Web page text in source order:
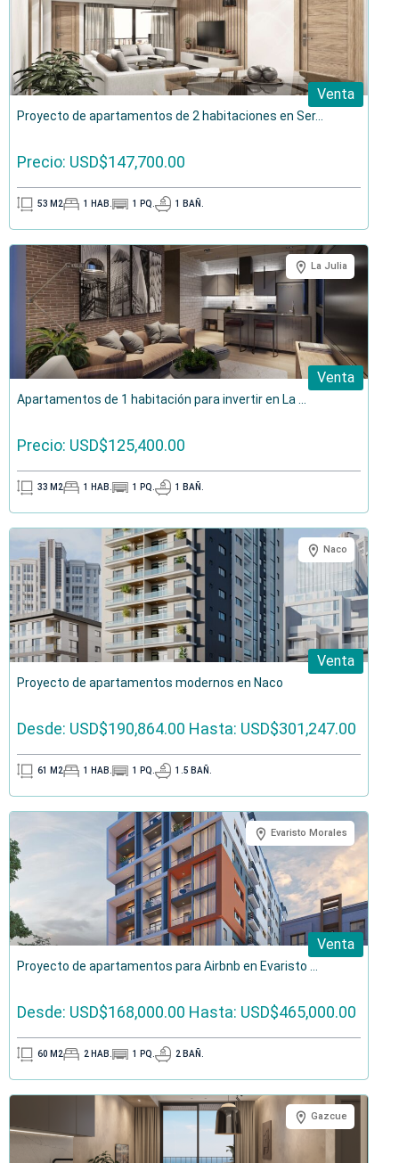
Venta
Proyecto de apartamentos de 2 habitaciones en Ser...
Precio: USD$147,700.00
53 M2 1 HAB. 1 PQ. 1 BAÑ.
La Julia
Venta
Apartamentos de 1 habitación para invertir en La ...
Precio: USD$125,400.00
33 M2 1 HAB. 1 PQ. 1 BAÑ.
Naco
Venta
Proyecto de apartamentos modernos en Naco
Desde: USD$190,864.00 Hasta: USD$301,247.00
61 M2 1 HAB. 1 PQ. 1.5 BAÑ.
Evaristo Morales
Venta
Proyecto de apartamentos para Airbnb en Evaristo ...
Desde: USD$168,000.00 Hasta: USD$465,000.00
60 M2 2 HAB. 1 PQ. 2 BAÑ.
Gazcue